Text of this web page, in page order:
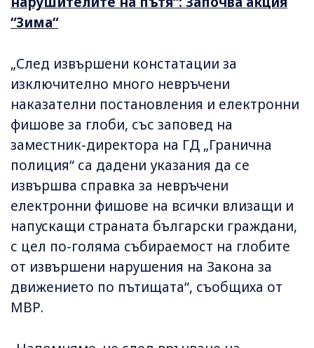
“Зима“
„След извършени констатации за
изключително много невръчени
наказателни постановления и електронни
фишове за глоби, със заповед на
заместник-директора на ГД „Гранична
полиция“ са дадени указания да се
извършва справка за невръчени
електронни фишове на всички влизащи и
напускащи страната български граждани,
с цел по-голяма събираемост на глобите
от извършени нарушения на Закона за
движението по пътищата“, съобщиха от
МВР.